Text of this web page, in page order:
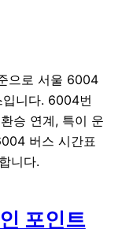
으로 서울 6004
니다. 6004번
승 연계, 특이 운
버스 시간표
니다.
포인트